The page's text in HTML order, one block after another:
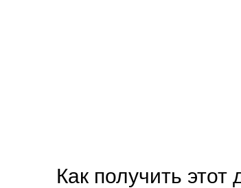
Как получить этот